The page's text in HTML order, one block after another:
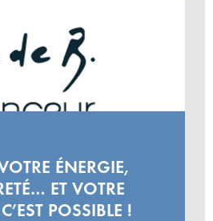
ÉNERGIE,
ET VOTRE
POSSIBLE !